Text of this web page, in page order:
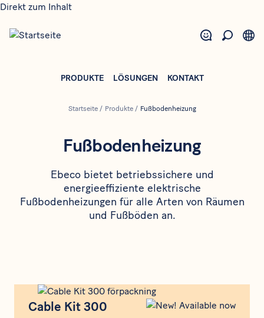
Direkt zum Inhalt
PRODUKTE LÖSUNGEN KONTAKT
Startseite/ Produkte/ Fußbodenheizung
Fußbodenheizung
Ebeco bietet betriebssichere und
energieeffiziente elektrische
Fußbodenheizungen für alle Arten von Räumen
und Fußböden an.
Cable Kit 300
Cable Kit 300